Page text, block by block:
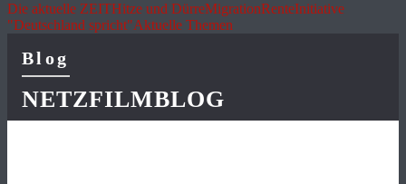
Die aktuelle ZEITHitze und DürreMigrationRenteInitiative
"Deutschland spricht"Aktuelle Themen
Blog
NETZFILMBLOG